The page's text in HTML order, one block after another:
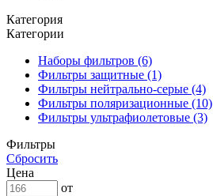
Категория
Категории
Наборы фильтров (6)
Фильтры защитные (1)
Фильтры нейтрально-серые (4)
Фильтры поляризационные (10)
Фильтры ультрафиолетовые (3)
Фильтры
Сбросить
Цена
от